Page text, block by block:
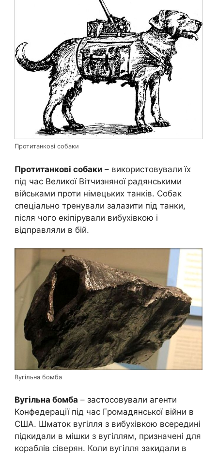
Протитанкові собаки
Протитанкові собаки – використовували їх
під час Великої Вітчизняної радянськими
військами проти німецьких танків. Собак
спеціально тренували залазити під танки,
після чого екіпірували вибухівкою і
відправляли в бій.
Вугільна бомба
Вугільна бомба – застосовували агенти
Конфедерації під час Громадянської війни в
США. Шматок вугілля з вибухівкою всередині
підкидали в мішки з вугіллям, призначені для
кораблів сіверян. Коли вугілля закидали в